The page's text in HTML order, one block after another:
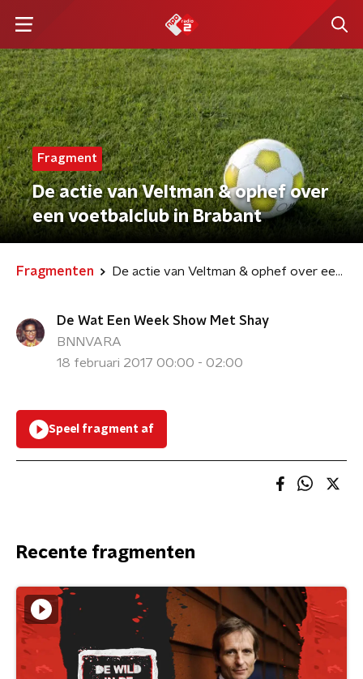
Fragment
De actie van Veltman & ophef over
een voetbalclub in Brabant
Fragmenten De actie van Veltman & ophef over een voetbalclub in Brabant
De Wat Een Week Show Met Shay
BNNVARA
18 februari 2017 00:00 - 02:00
Speel fragment af
Recente fragmenten